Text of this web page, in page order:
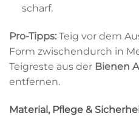
scharf.
Pro-Tipps: Teig vor dem
Form zwischendurch in
Teigreste aus der Bienen
entfernen.
Material, Pflege &